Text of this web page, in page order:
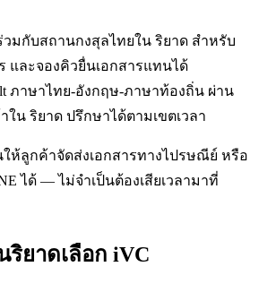
วมกับสถานกงสุลไทยใน ริยาด สำหรับ
และจองคิวยื่นเอกสารแทนได้
ภาษาไทย-อังกฤษ-ภาษาท้องถิ่น ผ่าน
ใน ริยาด ปรึกษาได้ตามเขตเวลา
ห้ลูกค้าจัดส่งเอกสารทางไปรษณีย์ หรือ
ได้ — ไม่จำเป็นต้องเสียเวลามาที่
ยาดเลือก iVC